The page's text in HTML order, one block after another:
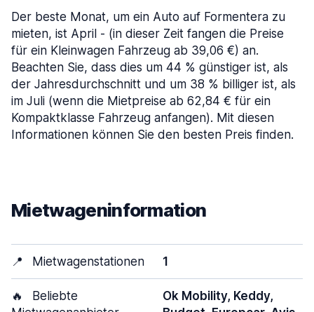
Der beste Monat, um ein Auto auf Formentera zu
mieten, ist April - (in dieser Zeit fangen die Preise
für ein Kleinwagen Fahrzeug ab 39,06 €) an.
Beachten Sie, dass dies um 44 % günstiger ist, als
der Jahresdurchschnitt und um 38 % billiger ist, als
im Juli (wenn die Mietpreise ab 62,84 € für ein
Kompaktklasse Fahrzeug anfangen). Mit diesen
Informationen können Sie den besten Preis finden.
Mietwageninformation
📍 Mietwagenstationen 1
🔥
Beliebte
Ok Mobility, Keddy,